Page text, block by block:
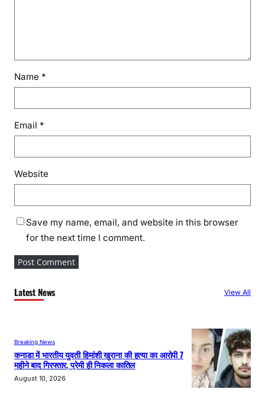
Name *
Email *
Website
Save my name, email, and website in this browser
for the next time I comment.
Latest News View All
Breaking News
कनाडा में भारतीय युवती हिमांशी खुराना की हत्या का आरोपी 7
महीने बाद गिरफ्तार, प्रेमी ही निकला कातिल
August 10, 2026